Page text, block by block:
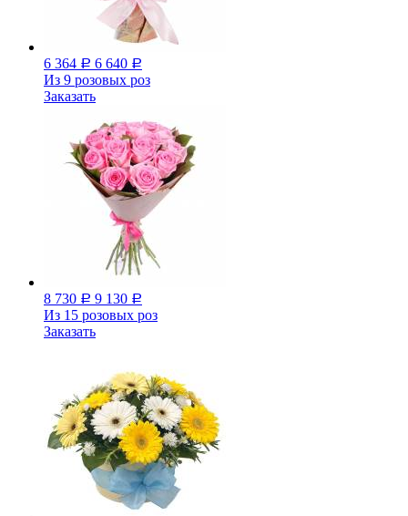
6 364 Р 6 640 Р
Из 9 розовых роз
Заказать
8 730 Р 9 130 Р
Из 15 розовых роз
Заказать